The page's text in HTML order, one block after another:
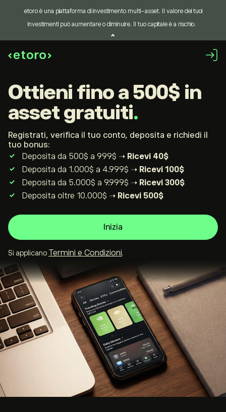
ottieni fino a 500$ in
asset gratuiti
Registrati, verifica il tuo conto, deposita e richiedi il
tuo bonus:
Deposita da 500$ a 999$ ➝ Ricevi 40$
Deposita da 1.000$ a 4.999$ ➝ Ricevi 100$
Deposita da 5.000$ a 9.999$ ➝ Ricevi 300$
Deposita oltre 10.000$ ➝ Ricevi 500$
Inizia
Si applicano Termini e Condizioni.
etoro è una piattaforma di investimento multi-asset. Il valore dei tuoi
investimenti può aumentare o diminuire. Il tuo capitale è a rischio.